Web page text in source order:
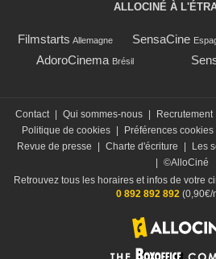
ALLOCINÉ À
Filmstarts Allemagne SensaCine
AdoroCinema Brésil
Contact Qui sommes-nous Recrutement
Politique de cookies
Préférences cookies
Revue de presse
Charte d'écriture Les
©AlloCiné
Retrouvez tous les horaires et infos de votre
0 892 892 892(0,90€/